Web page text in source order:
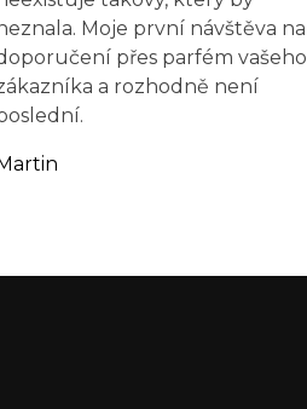
Moje první návštěva na
přes parfém vašeho
a rozhodně není
Martin